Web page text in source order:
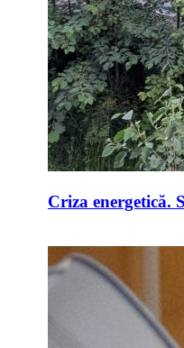
Criza energetică.